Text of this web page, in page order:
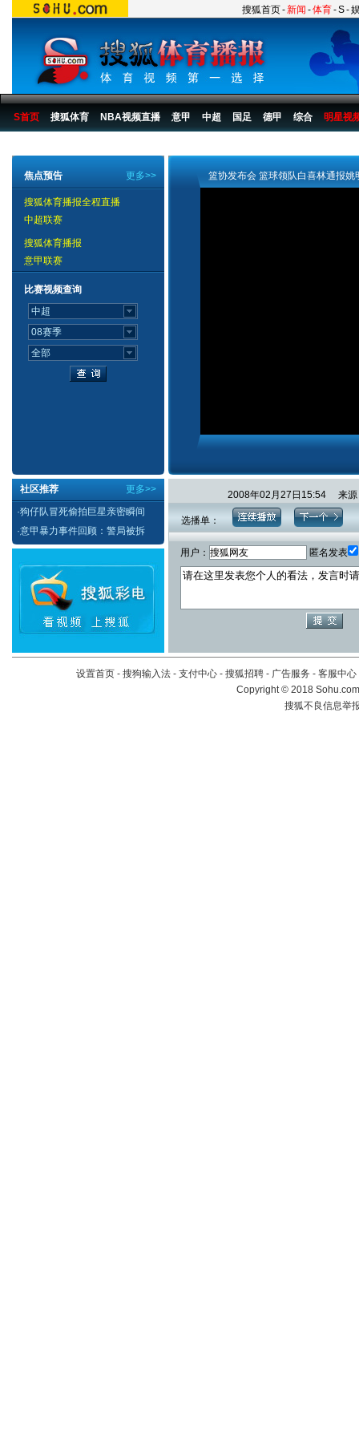
搜狐首页-新闻 -体育-S-
S首页 搜狐体育 NBA视频直播 意甲 中超 国足 德甲 综合 明星视
更多>>
焦点预告
搜狐体育播报全程直播
中超联赛
搜狐体育播报
意甲联赛
比赛视频查询
更多>>
社区推荐
·狗仔队冒死偷拍巨星亲密瞬间
·意甲暴力事件回顾：警局被拆
篮协发布会 篮球领队白喜林通报姚
2008年02月27日15:54 来
选播单：
用户： 匿名发表
设置首页 - 搜狗输入法 - 支付中心 - 搜狐招聘 - 广告服务 - 客服中心
Copyright©2018
搜狐不良信息举